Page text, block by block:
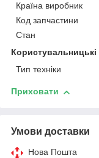
Країна виробник
Код запчастини
Стан
Користувальницькі
Тип техніки
Приховати
Умови доставки
Нова Пошта